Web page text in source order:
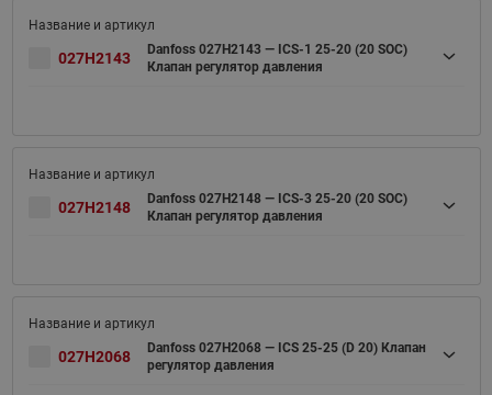
027H2143
Danfoss 027H2143 — ICS-1 25-20 (20 SOC)
Клапан регулятор давления
027H2148
Danfoss 027H2148 — ICS-3 25-20 (20 SOC)
Клапан регулятор давления
027H2068
Danfoss 027H2068 — ICS 25-25 (D 20) Клапан
регулятор давления